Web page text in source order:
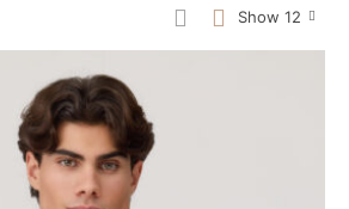
Show 12